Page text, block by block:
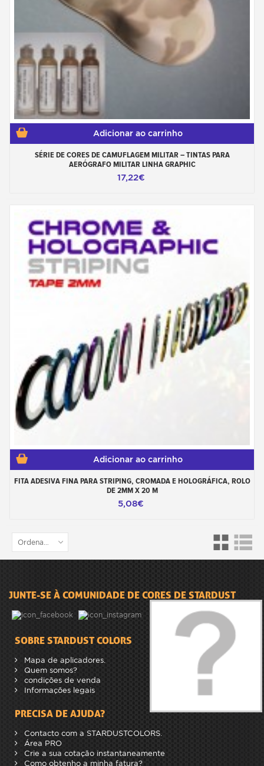
Adicionar ao carrinho
SÉRIE DE CORES DE CAMUFLAGEM MILITAR – TINTAS PARA
AERÓGRAFO MILITAR LINHA GRAPHIC
17,22€
Adicionar ao carrinho
FITA ADESIVA FINA PARA STRIPING, CROMADA E HOLOGRÁFICA, ROLO
DE 2MM X 20 M
5,08€
Ordenar por
JUNTE-SE À COMUNIDADE DE CORES DE STARDUST
SOBRE STARDUST COLORS
Mapa de aplicadores.
Quem somos?
condições de venda
Informações legais
PRECISA DE AJUDA?
Contacto com a STARDUSTCOLORS.
Área PRO
Crie a sua cotação instantaneamente
Como obtenho a minha fatura?